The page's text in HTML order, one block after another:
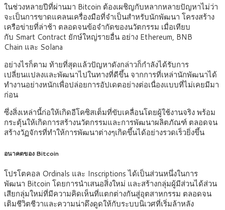
ในช่วงหลายปีที่ผ่านมา Bitcoin ต้องเผชิญกับหลากหลายปัญหาไม่ว่า
จะเป็นการขาดแคลนเครื่องมือที่จำเป็นสำหรับนักพัฒนา โครงสร้าง
เครือข่ายที่ล่าช้า ตลอดจนข้อจำกัดของนวัตกรรม เมื่อเทียบ
กับ Smart Contract ยักษ์ใหญ่รายอื่น อย่าง Ethereum, BNB
Chain และ Solana
อย่างไรก็ตาม ท้ายที่สุดแล้วปัญหาดังกล่าวก็กำลังได้รับการ
เปลี่ยนแปลงและพัฒนาไปในทางที่ดีขึ้น จากการที่เหล่านักพัฒนาได้
ทำงานอย่างหนักเพื่อปล่อยการอัปเดตอย่างต่อเนื่องแบบที่ไม่เคยมีมา
ก่อน
ซึ่งสิ่งเหล่านี้ก่อให้เกิดอีโคซิสเต็มที่ขับเคลื่อนโดยผู้ใช้งานจริง พร้อม
กระตุ้นให้เกิดการสร้างนวัตกรรมและการพัฒนาผลิตภัณฑ์ ตลอดจน
สร้างวัฏจักรที่ทำให้การพัฒนาต่างๆเกิดขึ้นได้อย่างรวดเร็วยิ่งขึ้น
อนาคตของ Bitcoin
โปรโตคอล Ordinals และ Inscriptions ได้เป็นส่วนหนึ่งในการ
พัฒนา Bitcoin โดยการนำเสนอสิ่งใหม่ และสร้างกลุ่มผู้มีส่วนได้ส่วน
เสียกลุ่มใหม่ที่มีความคิดเห็นที่แตกต่างกันสู่อุตสาหกรรม ตลอดจน
เติมชีวิตชีวาและความน่าดึงดูดให้กับระบบนิเวศที่เริ่มล้าหลัง